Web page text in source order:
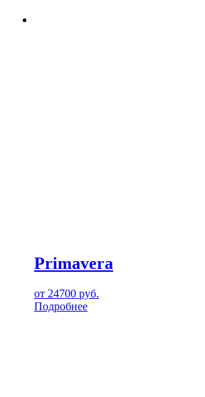
Primavera
от 24700 руб.
Подробнее